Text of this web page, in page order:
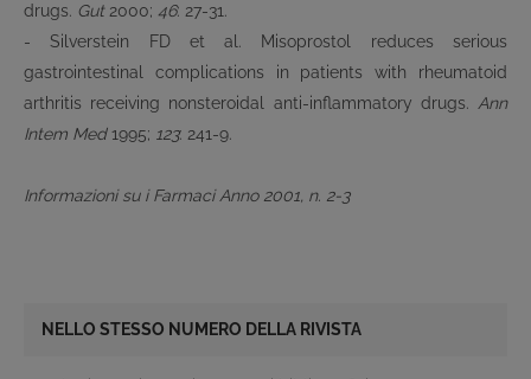
drugs. Gut2000; 46: 27-31.
- Silverstein FD et al. Misoprostol reduces serious
gastrointestinal complications in patients with rheumatoid
arthritis receiving nonsteroidal anti-inflammatory drugs. Ann
Intem Med1995; 123: 241-9.
Informazioni su i Farmaci Anno 2001, n. 2-3
NELLO STESSO NUMERO DELLA RIVISTA